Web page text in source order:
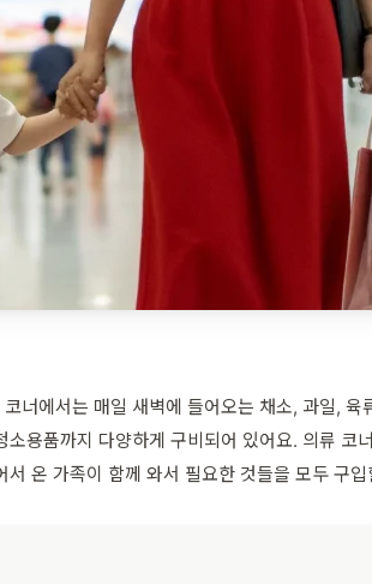
너에서는 매일 새벽에 들어오는 채소, 과일,
용품까지 다양하게 구비되어 있어요. 의류
온 가족이 함께 와서 필요한 것들을 모두 구